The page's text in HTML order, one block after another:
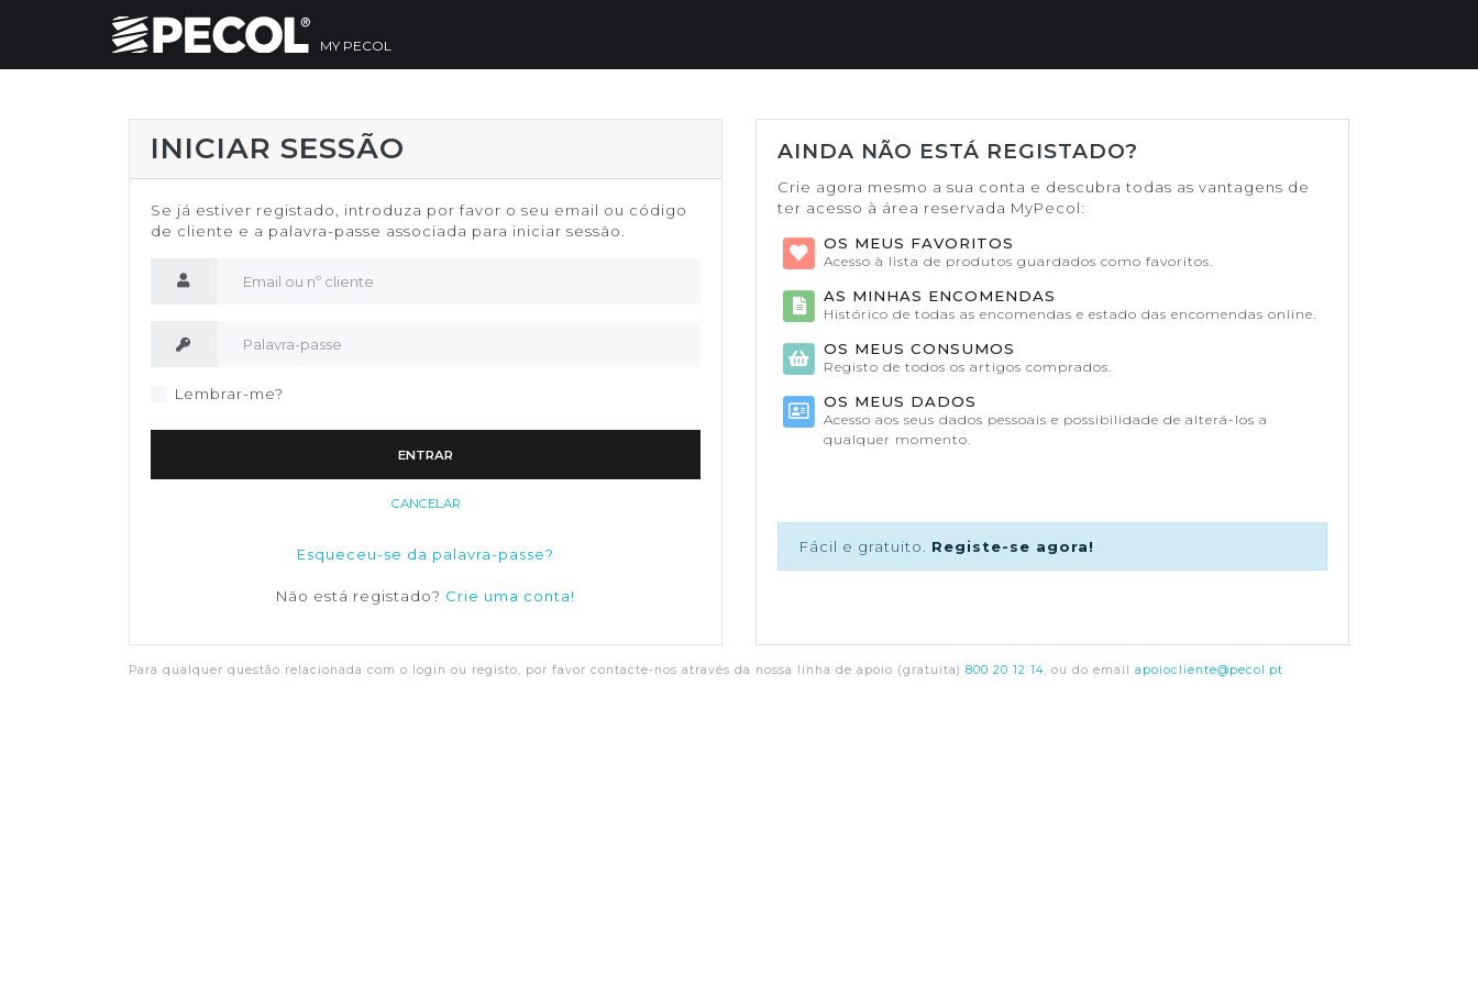
MY PECOL
INICIAR SESSÃO
Se já estiver registado, introduza por favor o seu email ou código
de cliente e a palavra-passe associada para iniciar sessão.
Lembrar-me?
ENTRAR
CANCELAR
Esqueceu-se da palavra-passe?
Não está registado? Crie uma conta!
AINDA NÃO ESTÁ REGISTADO?
Crie agora mesmo a sua conta e descubra todas as vantagens de
ter acesso à área reservada MyPecol:
OS MEUS FAVORITOS
Acesso à lista de produtos guardados como favoritos.
AS MINHAS ENCOMENDAS
Histórico de todas as encomendas e estado das encomendas online.
OS MEUS CONSUMOS
Registo de todos os artigos comprados.
OS MEUS DADOS
Acesso aos seus dados pessoais e possibilidade de alterá-los a
qualquer momento.
Fácil e gratuito. Registe-se agora!
Para qualquer questão relacionada com o login ou registo, por favor contacte-nos através da nossa linha de apoio (gratuita) 800 20 12 14, ou do email apoiocliente@pecol.pt.